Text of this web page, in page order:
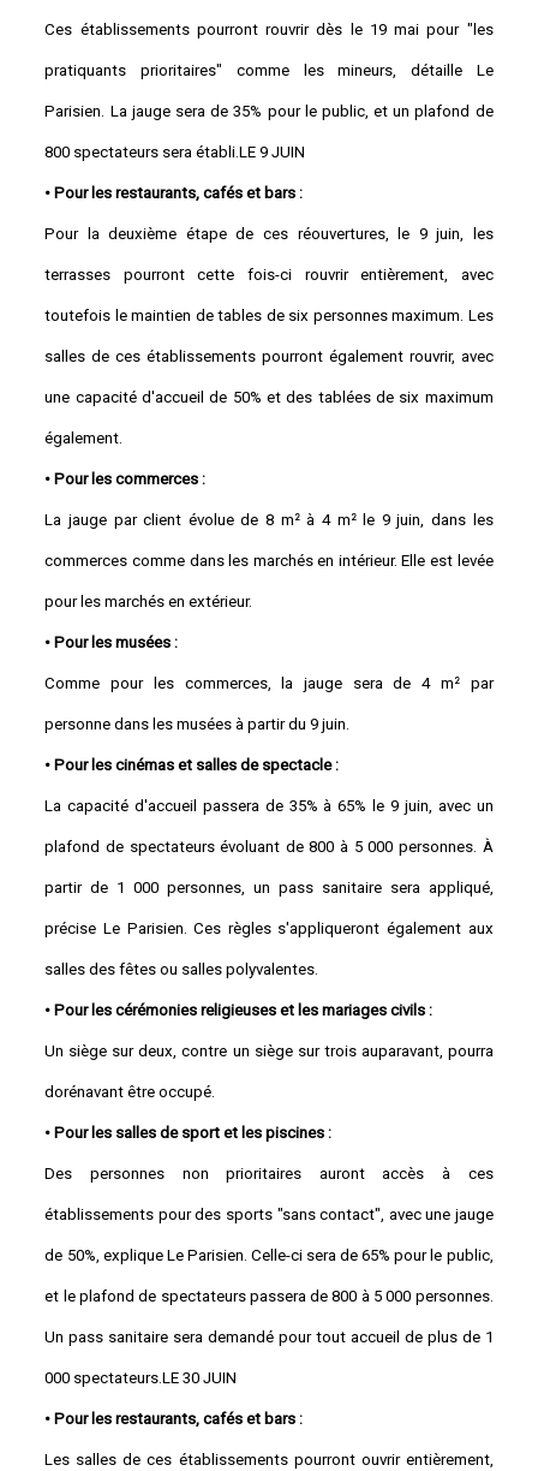
Ces établissements pourront rouvrir dès le 19 mai pour "les
pratiquants prioritaires" comme les mineurs, détaille Le
Parisien. La jauge sera de 35% pour le public, et un plafond de
800 spectateurs sera établi.LE 9 JUIN
• Pour les restaurants, cafés et bars :
Pour la deuxième étape de ces réouvertures, le 9 juin, les
terrasses pourront cette fois-ci rouvrir entièrement, avec
toutefois le maintien de tables de six personnes maximum. Les
salles de ces établissements pourront également rouvrir, avec
une capacité d'accueil de 50% et des tablées de six maximum
également.
• Pour les commerces :
La jauge par client évolue de 8 m² à 4 m² le 9 juin, dans les
commerces comme dans les marchés en intérieur. Elle est levée
pour les marchés en extérieur.
• Pour les musées :
Comme pour les commerces, la jauge sera de 4 m² par
personne dans les musées à partir du 9 juin.
• Pour les cinémas et salles de spectacle :
La capacité d'accueil passera de 35% à 65% le 9 juin, avec un
plafond de spectateurs évoluant de 800 à 5 000 personnes. À
partir de 1 000 personnes, un pass sanitaire sera appliqué,
précise Le Parisien. Ces règles s'appliqueront également aux
salles des fêtes ou salles polyvalentes.
• Pour les cérémonies religieuses et les mariages civils :
Un siège sur deux, contre un siège sur trois auparavant, pourra
dorénavant être occupé.
• Pour les salles de sport et les piscines :
Des personnes non prioritaires auront accès à ces
établissements pour des sports "sans contact", avec une jauge
de 50%, explique Le Parisien. Celle-ci sera de 65% pour le public,
et le plafond de spectateurs passera de 800 à 5 000 personnes.
Un pass sanitaire sera demandé pour tout accueil de plus de 1
000 spectateurs.LE 30 JUIN
• Pour les restaurants, cafés et bars :
Les salles de ces établissements pourront ouvrir entièrement,